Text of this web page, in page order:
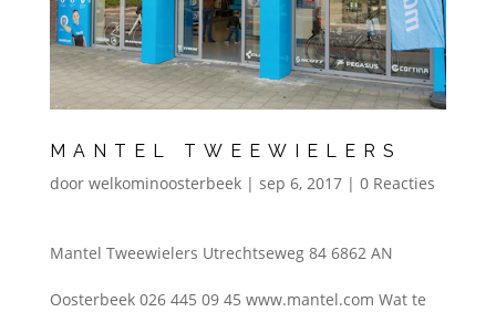
MANTEL TWEEWIELERS
door welkominoosterbeek| sep 6, 2017| 0 Reacties
Mantel Tweewielers Utrechtseweg 84 6862 AN
Oosterbeek 026 445 09 45 www.mantel.com Wat te